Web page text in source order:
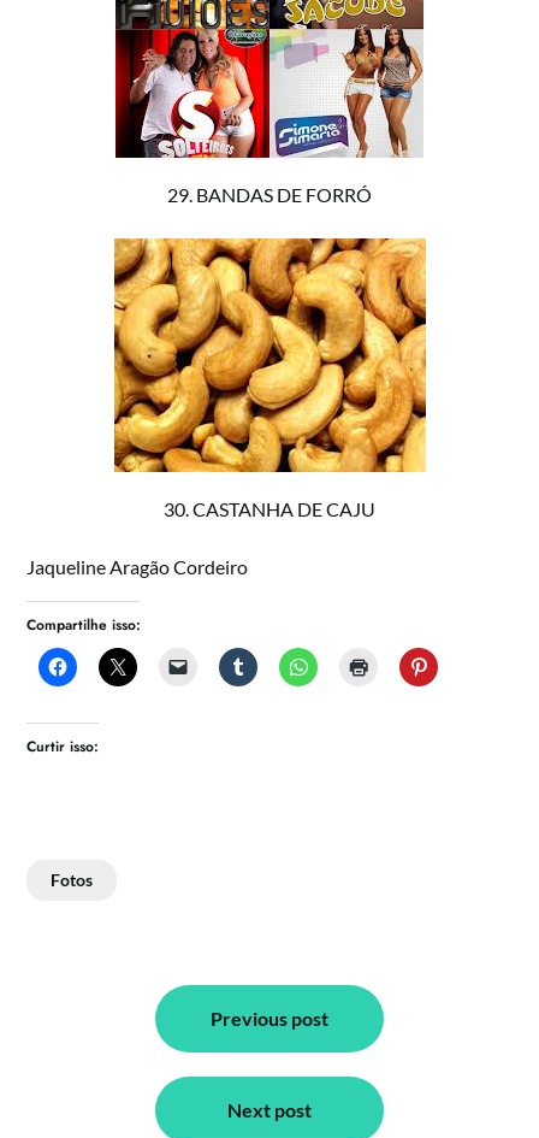
29. BANDAS DE FORRÓ
30. CASTANHA DE CAJU
Jaqueline Aragão Cordeiro
Compartilhe isso:
Curtir isso:
Fotos
Navegação
Previous post
Next post